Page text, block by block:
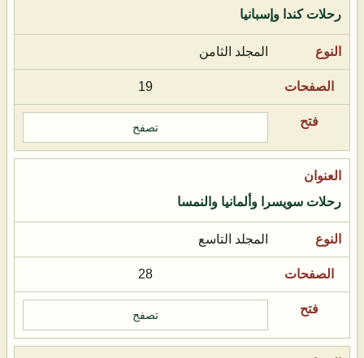
رحلات كندا وإسبانيا
المجلد الثامن
19
تصفح
رحلات سويسرا وألمانيا والنمسا
المجلد التاسع
28
تصفح